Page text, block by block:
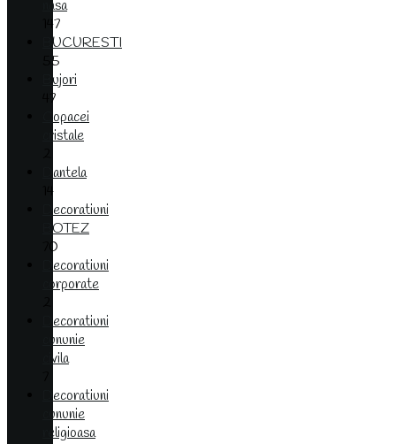
nasa
147
BUCURESTI
55
Bujori
47
Copacei
cristale
Dantela
14
Decoratiuni
BOTEZ
70
Decoratiuni
corporate
Decoratiuni
cununie
civila
Decoratiuni
cununie
religioasa